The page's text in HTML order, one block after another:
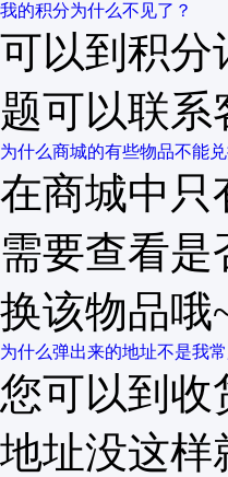
我的积分为什么不见了？
可以到积分
题可以联系
为什么商城的有些物品不能兑
在商城中只
需要查看
换该物品哦
为什么弹出来的地址不是我
您可以到收
地址没这样